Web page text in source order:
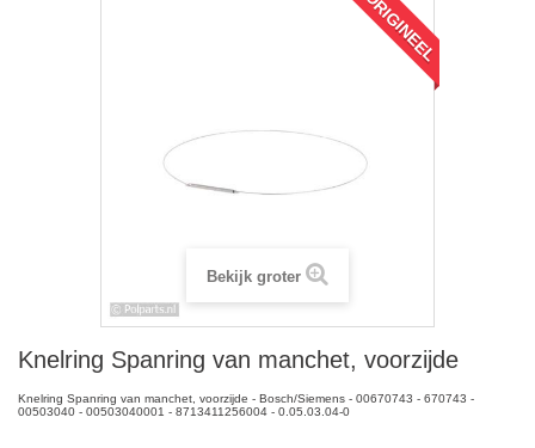
ORIGINEEL
Bekijk groter
Knelring Spanring van manchet, voorzijde
Knelring Spanring van manchet, voorzijde - Bosch/Siemens - 00670743 - 670743 -
00503040 - 00503040001 - 8713411256004 - 0.05.03.04-0